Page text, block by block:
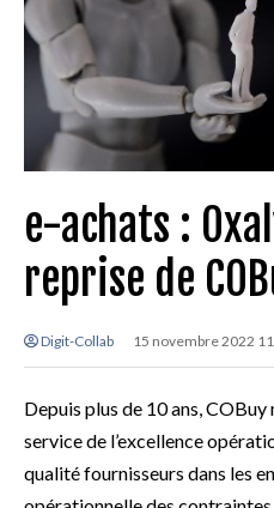
e-achats :
reprise de
Digit-Collab 15 novembre 2022
Depuis plus de 10 ans,
service de l’excellence
qualité fournisseurs dans les